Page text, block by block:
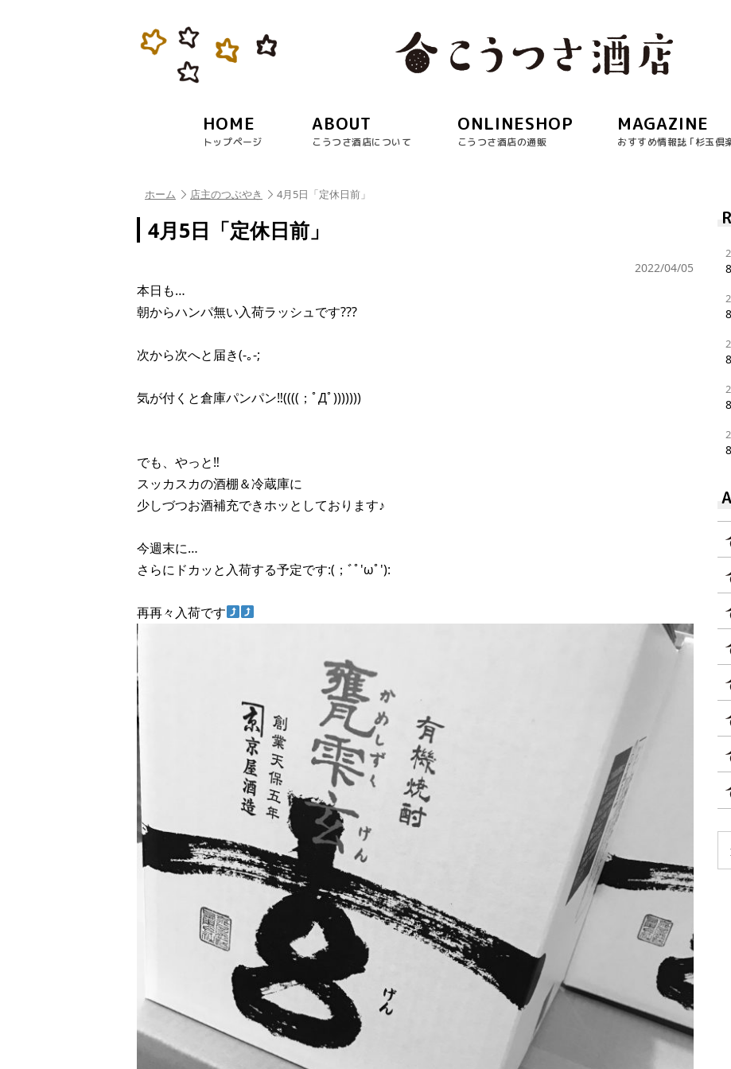
HOME
トップページ
ABOUT
こうつさ酒店について
ONLINESHOP
こうつさ酒店の通販
MAGAZINE
おすすめ情報誌 ｢杉玉倶
ホーム 店主のつぶやき 4月5日「定休日前」
4月5日「定休日前」
2022/04/05
本日も…
朝からハンパ無い入荷ラッシュです???
次から次へと届き(-｡-;
気が付くと倉庫パンパン‼︎((((；ﾟДﾟ)))))))
でも、やっと‼︎
スッカスカの酒棚＆冷蔵庫に
少しづつお酒補充できホッとしております♪
今週末に…
さらにドカッと入荷する予定です:(；ﾞﾟ'ωﾟ'):
再再々入荷です